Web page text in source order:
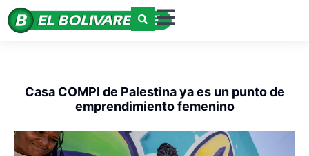
Casa COMPI de Palestina ya es un punto de
emprendimiento femenino